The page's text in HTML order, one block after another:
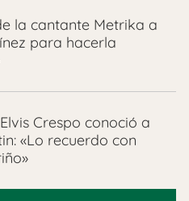
la cantante Metrika a
para hacerla
Crespo conoció a
«Lo recuerdo con